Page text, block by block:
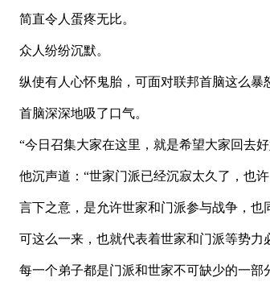
简直令人蛋疼无比。
众人纷纷沉默。
纵使有人心怀鬼胎，可面对联邦首脑这么暴
首脑深深地吸了口气。
“今日召集大家在这里，就是希望大家回去
他沉声道：“世家门派已经沉寂太久了，也
言下之意，是允许世家和门派参与战争，也
可这么一来，也就代表着世家和门派等势力
每一个弟子都是门派和世家不可缺少的一部